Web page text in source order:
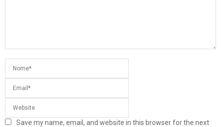
Save my name, email, and website in this browser for the next